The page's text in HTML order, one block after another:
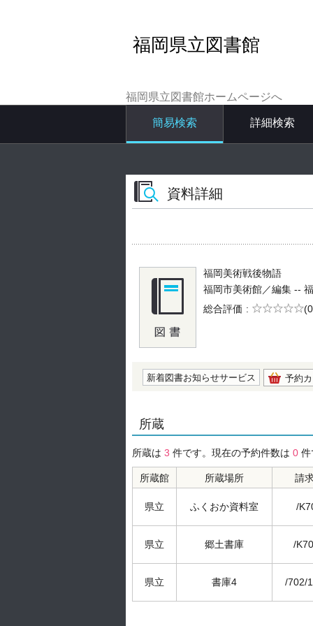
福岡県立図書館
福岡県立図書館ホームページへ
簡易検索 詳細検索
資料詳細
福岡美術戦後物語
福岡市美術館／編集 --
総合評価
5段階評価
新着図書お知らせサービス 予約
所蔵
所蔵は 3 件です。現在の予約件数は 0 件
所蔵館 所蔵場所 請
県立 ふくおか資料室 /
県立 郷土書庫 /
県立 書庫4 /702/